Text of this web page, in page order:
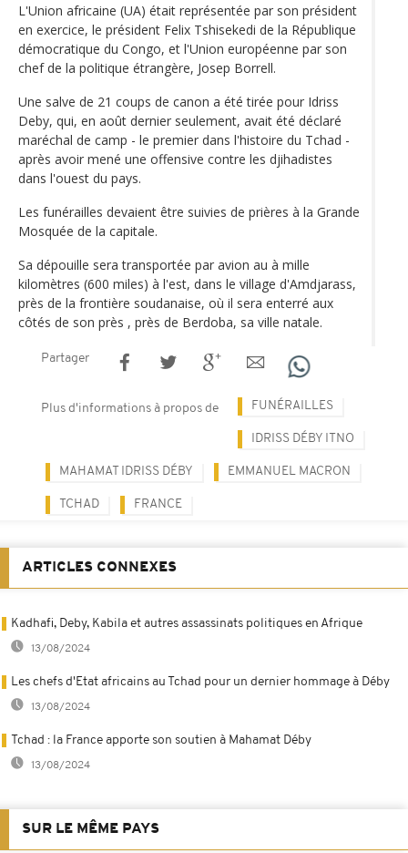
L'Union africaine (UA) était représentée par son président
en exercice, le président Felix Tshisekedi de la République
démocratique du Congo, et l'Union européenne par son
chef de la politique étrangère, Josep Borrell.
Une salve de 21 coups de canon a été tirée pour Idriss
Deby, qui, en août dernier seulement, avait été déclaré
maréchal de camp - le premier dans l'histoire du Tchad -
après avoir mené une offensive contre les djihadistes
dans l'ouest du pays.
Les funérailles devaient être suivies de prières à la Grande
Mosquée de la capitale.
Sa dépouille sera transportée par avion au à mille
kilomètres (600 miles) à l'est, dans le village d'Amdjarass,
près de la frontière soudanaise, où il sera enterré aux
côtés de son près , près de Berdoba, sa ville natale.
Partager
Plus d'informations à propos de FUNÉRAILLES
IDRISS DÉBY ITNO
MAHAMAT IDRISS DÉBY EMMANUEL MACRON
TCHAD FRANCE
ARTICLES CONNEXES
Kadhafi, Deby, Kabila et autres assassinats politiques en Afrique
13/08/2024
Les chefs d'Etat africains au Tchad pour un dernier hommage à Déby
13/08/2024
Tchad : la France apporte son soutien à Mahamat Déby
13/08/2024
SUR LE MÊME PAYS